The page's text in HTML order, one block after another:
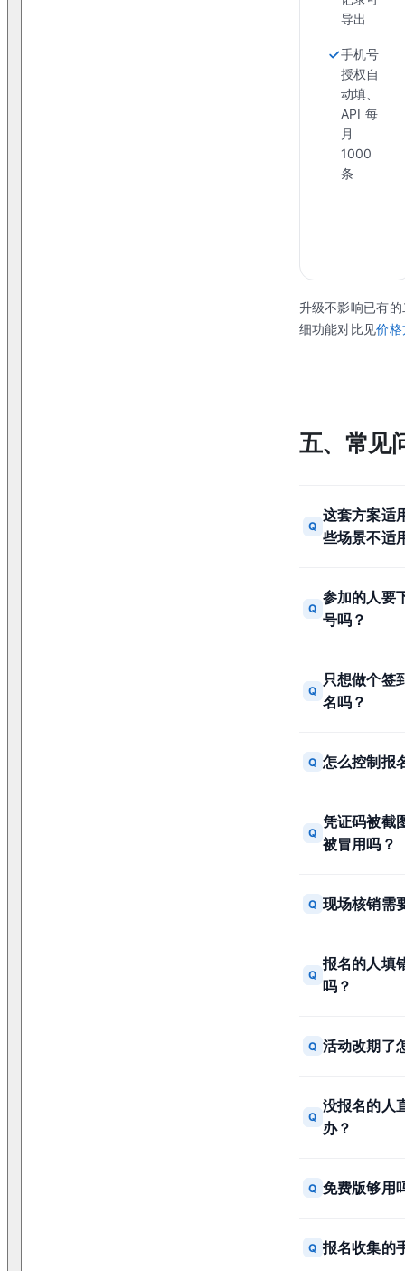
导出
手机号
授权自
动填、
API 每
月
1000
条
升级不影响已有
细功能对比见价格
五、常见
Q
这套方案适
些场景不适
Q
参加的人要
号吗？
Q
只想做个签
名吗？
Q 怎么控制报
Q
凭证码被截
被冒用吗？
Q 现场核销需
Q
报名的人填
吗？
Q 活动改期了
Q
没报名的人
办？
Q 免费版够用
Q 报名收集的